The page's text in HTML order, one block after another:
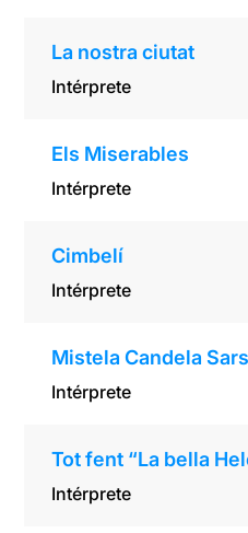
La nostra ciutat
Intérprete
Els Miserables
Intérprete
Cimbelí
Intérprete
Mistela Candela
Intérprete
Tot fent “La bella
Intérprete